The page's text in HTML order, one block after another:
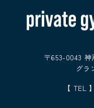
〒653-0043 神
グラ
【 TEL 】